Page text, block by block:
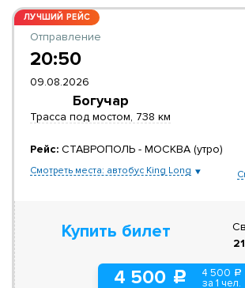
ЛУЧШИЙ РЕЙС
Отправление
20:50
09.08.2026
Богучар
Трасса под мостом, 738 км
Рейс: СТАВРОПОЛЬ - МОСКВА (утро)
Смотреть места: автобус King Long
Купить билет
4 500 c 4 500 a
за 1 чел.